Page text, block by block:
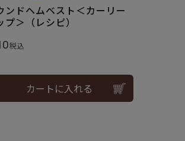
ンドヘムベスト＜カーリー
プ＞（レシピ）
税込
カートに入れる